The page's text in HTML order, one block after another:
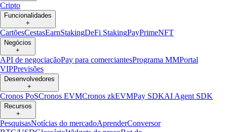
Cripto
Funcionalidades
+
CartõesCestasEarnStakingDeFi StakingPayPrimeNFT
Negócios
+
API de negociaçãoPay para comerciantesPrograma MMPortal
VIPPrevisões
Desenvolvedores
+
Cronos PoSCronos EVMCronos zkEVMPay SDKAI Agent SDK
Recursos
+
PesquisasNotícias do mercadoAprenderConversor